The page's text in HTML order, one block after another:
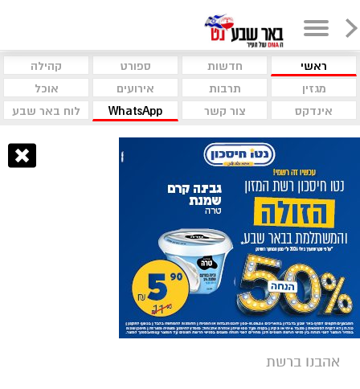
ראשי חדשות ספורט
קהילה
מגזין
תרבות אירועים
אוכל
אינדקס
צור קשר WhatsApp לוח באר שבע
אהבנו ברשת